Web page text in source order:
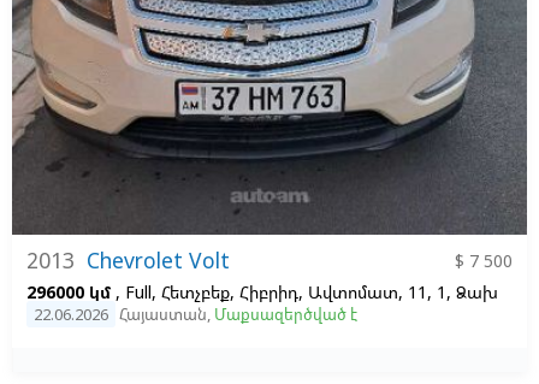
2013 Chevrolet Volt
$ 7 500
296000 կմ , Full, Հետչբեք, Հիբրիդ, Ավտոմատ, 11, 1, Ձախ
22.06.2026 Հայաստան, Մաքսազերծված է